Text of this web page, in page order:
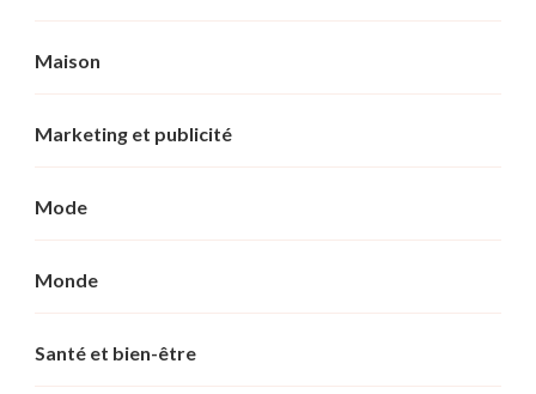
Maison
Marketing et publicité
Mode
Monde
Santé et bien-être